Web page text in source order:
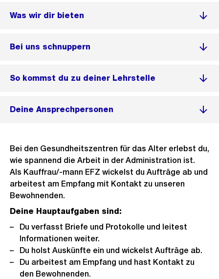
Was wir dir bieten
Bei uns schnuppern
So kommst du zu deiner Lehrstelle
Deine Ansprechpersonen
Bei den Gesundheitszentren für das Alter erlebst du,
wie spannend die Arbeit in der Administration ist.
Als Kauffrau/-mann EFZ wickelst du Aufträge ab und
arbeitest am Empfang mit Kontakt zu unseren
Bewohnenden.
Deine Hauptaufgaben sind:
Du verfasst Briefe und Protokolle und leitest
Informationen weiter.
Du holst Auskünfte ein und wickelst Aufträge ab.
Du arbeitest am Empfang und hast Kontakt zu
den Bewohnenden.